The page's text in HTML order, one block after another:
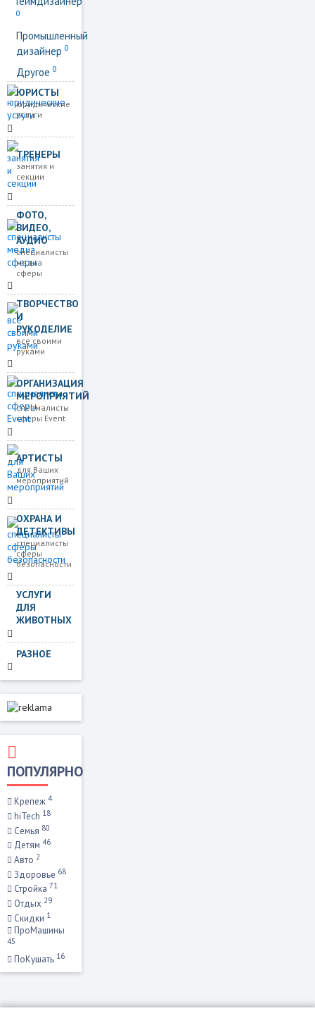
0
Промышленный
дизайнер0
Другое0
ЮРИСТЫ
юридические
услуги
ТРЕНЕРЫ
занятия и
секции
ФОТО,
ВИДЕО,
АУДИО
специалисты
медиа
сферы
ТВОРЧЕСТВО
И
РУКОДЕЛИЕ
все своими
руками
ОРГАНИЗАЦИЯ
МЕРОПРИЯТИЙ
спецмалисты
сферы Event
АРТИСТЫ
для Ваших
мероприятий
ОХРАНА И
ДЕТЕКТИВЫ
специалисты
сферы
безопасности
УСЛУГИ
ДЛЯ
ЖИВОТНЫХ
РАЗНОЕ
ПОПУЛЯРНО
Крепеж 4
hiTech 18
Семья 80
Детям 46
Авто 2
Здоровье 68
Стройка 71
Отдых 29
Скидки 1
ПроМашины
45
ПоКушать 16